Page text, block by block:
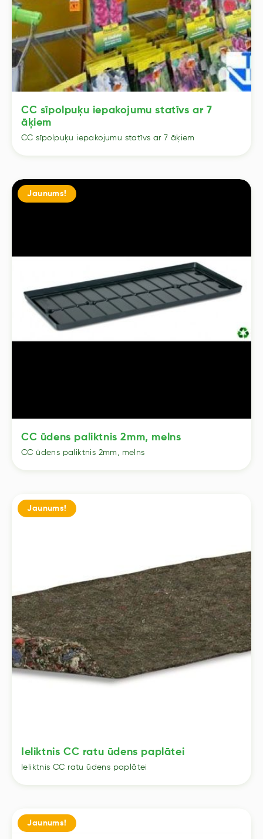
CC sīpolpuķu iepakojumu statīvs ar 7
āķiem
CC sīpolpuķu iepakojumu statīvs ar 7 āķiem
CC ūdens paliktnis 2mm, melns
CC ūdens paliktnis 2mm, melns
Ieliktnis CC ratu ūdens paplātei
Ieliktnis CC ratu ūdens paplātei